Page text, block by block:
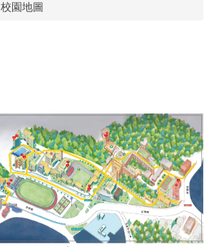
校園地圖